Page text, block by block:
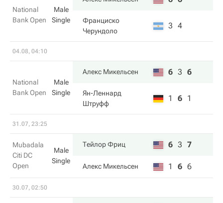
National
Bank Open
Male
Single
Франциско
Черундоло
3 4
04.08, 04:10
National
Bank Open
Male
Single
Алекс Микельсен 6 3 6
Ян-Леннард
Штруфф
1 6 1
31.07, 23:25
Mubadala
Citi DC
Open
Male
Single
Тейлор Фриц 6 3 7
Алекс Микельсен 1 6 6
30.07, 02:50